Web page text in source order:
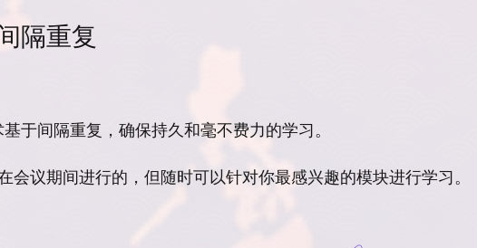
隔重复
基于间隔重复 ，确保持久和毫不费力的学习。
会议期间进行的，但随时可以针对你最感兴趣的模块进行学习。